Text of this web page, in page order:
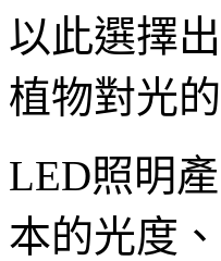
以此選擇
植物對光
LED照明
本的光度